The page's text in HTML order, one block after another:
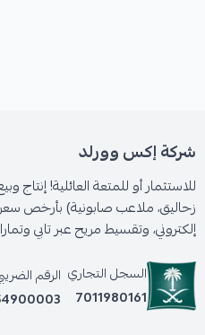
شركة إكس وورلد
للاستثمار أو للمتعة العائلية! إنتاج
زحاليق، ملاعب صابونية) بأرخص
إلكتروني، وتقسيط مريح عبر تابي
السجل التجاري
7011980161
الرقم